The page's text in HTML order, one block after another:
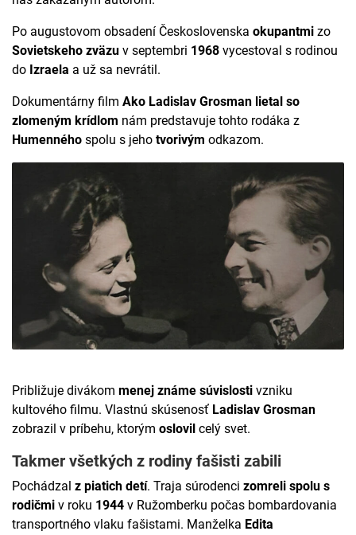
Po augustovom obsadení Československa okupantmi zo
Sovietskeho zväzu v septembri 1968 vycestoval s rodinou
do Izraela a už sa nevrátil.
Dokumentárny film Ako Ladislav Grosman lietal so
zlomeným krídlom nám predstavuje tohto rodáka z
Humenného spolu s jeho tvorivým odkazom.
Približuje divákom menej známe súvislosti vzniku
kultového filmu. Vlastnú skúsenosť Ladislav Grosman
zobrazil v príbehu, ktorým oslovil celý svet.
Takmer všetkých z rodiny fašisti zabili
Pochádzal z piatich detí. Traja súrodenci zomreli spolu s
rodičmi v roku 1944 v Ružomberku počas bombardovania
transportného vlaku fašistami. Manželka Edita